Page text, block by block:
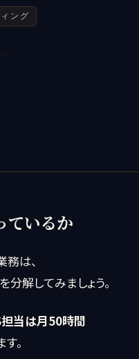
ング
ているか
務は、
解してみましょう。
当は月50時間
。